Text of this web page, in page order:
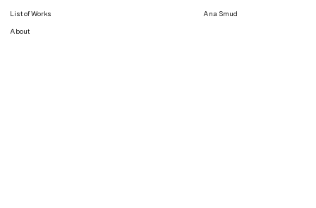
List of Works
About
Ana Smud